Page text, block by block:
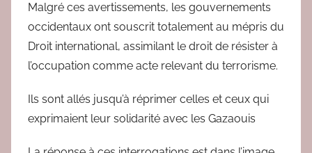
Malgré ces avertissements, les gouvernements
occidentaux ont souscrit totalement au mépris du
Droit international, assimilant le droit de résister à
l’occupation comme acte relevant du terrorisme.
Ils sont allés jusqu’à réprimer celles et ceux qui
exprimaient leur solidarité avec les Gazaouis